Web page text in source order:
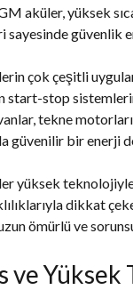
aküler, yüksek
güvenlik
çok çeşitli
stop
tekne
güvenilir bir enerji
yüksek
dikkat
ömürlü ve
ve